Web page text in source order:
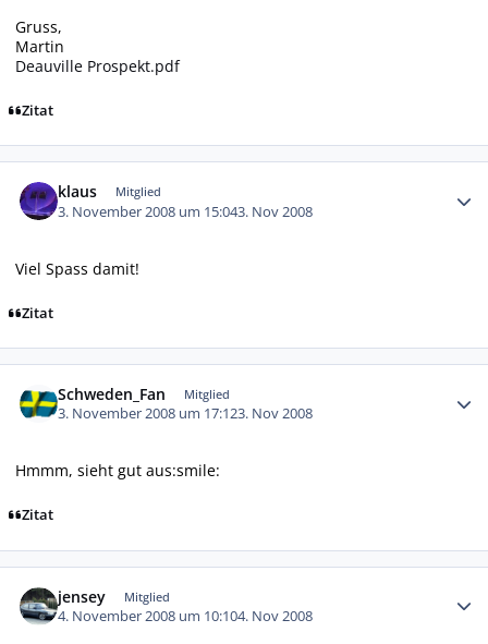
Gruss,
Martin
Deauville Prospekt.pdf
Zitat
klaus Mitglied
3. November 2008 um 15:043. Nov 2008
Viel Spass damit!
Zitat
Schweden_Fan Mitglied
3. November 2008 um 17:123. Nov 2008
Hmmm, sieht gut aus:smile:
Zitat
jensey Mitglied
4. November 2008 um 10:104. Nov 2008